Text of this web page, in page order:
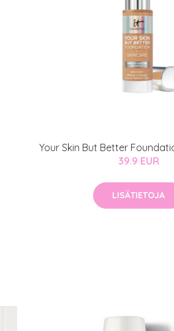
Your Skin But Better
39.9 EUR
LISÄTIETOJA